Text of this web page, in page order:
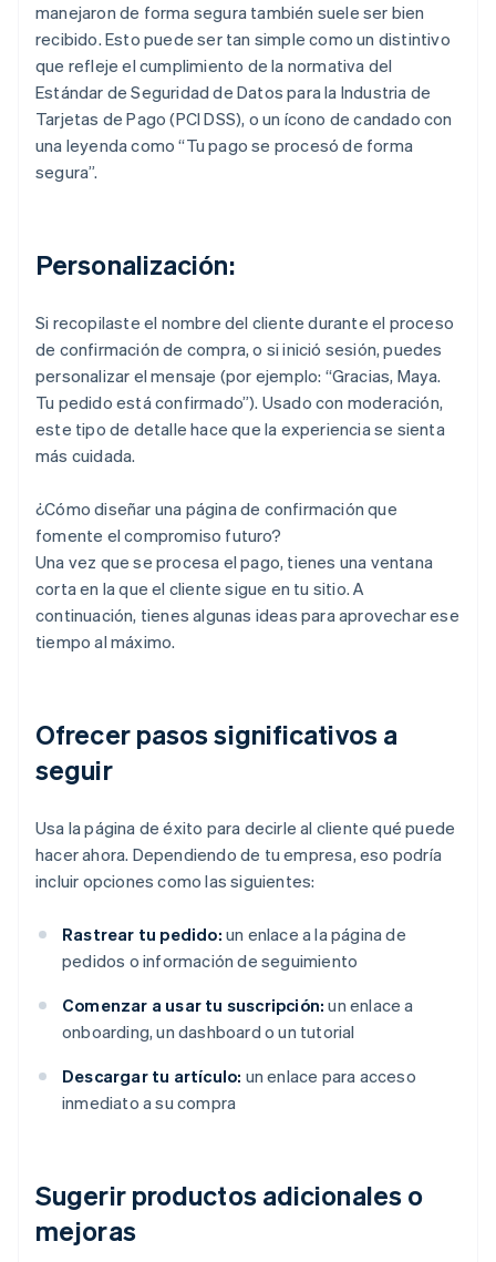
manejaron de forma segura también suele ser bien
recibido. Esto puede ser tan simple como un distintivo
que refleje el cumplimiento de la normativa del
Estándar de Seguridad de Datos para la Industria de
Tarjetas de Pago (PCI DSS), o un ícono de candado con
una leyenda como “Tu pago se procesó de forma
segura”.
Personalización:
Si recopilaste el nombre del cliente durante el proceso
de confirmación de compra, o si inició sesión, puedes
personalizar el mensaje (por ejemplo: “Gracias, Maya.
Tu pedido está confirmado”). Usado con moderación,
este tipo de detalle hace que la experiencia se sienta
más cuidada.
¿Cómo diseñar una página de confirmación que
fomente el compromiso futuro?
Una vez que se procesa el pago, tienes una ventana
corta en la que el cliente sigue en tu sitio. A
continuación, tienes algunas ideas para aprovechar ese
tiempo al máximo.
Ofrecer pasos significativos a
seguir
Usa la página de éxito para decirle al cliente qué puede
hacer ahora. Dependiendo de tu empresa, eso podría
incluir opciones como las siguientes:
Rastrear tu pedido: un enlace a la página de
pedidos o información de seguimiento
Comenzar a usar tu suscripción: un enlace a
onboarding, un dashboard o un tutorial
Descargar tu artículo: un enlace para acceso
inmediato a su compra
Sugerir productos adicionales o
mejoras